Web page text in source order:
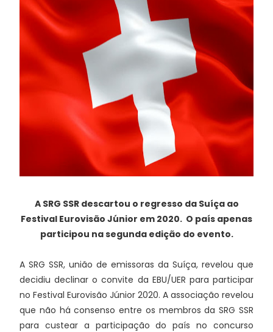
A SRG SSR descartou o regresso da Suíça ao
Festival Eurovisão Júnior em 2020. O país apenas
participou na segunda edição do evento.
A SRG SSR, união de emissoras da Suíça, revelou que
decidiu declinar o convite da EBU/UER para participar
no Festival Eurovisão Júnior 2020. A associação revelou
que não há consenso entre os membros da SRG SSR
para custear a participação do país no concurso